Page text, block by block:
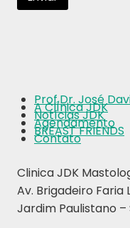
Prof.Dr. José
A ClÍnica JDK
Notícias JDK
Agendamento
BREAST FRIENDS
Contato
Clinica JDK
Av. Brigadeiro Faria
Jardim Paulistano –